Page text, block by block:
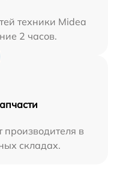
техники Midea
2 часов.
производителя в
складах.